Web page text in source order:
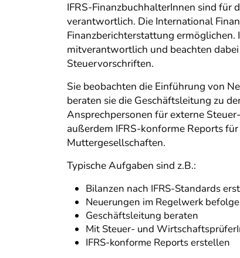
IFRS-FinanzbuchhalterInnen sind für
verantwortlich. Die International
Finanzberichterstattung
mitverantwortlich und beachten
Steuervorschriften.
Sie beobachten die Einführung von
beraten sie die Geschäftsleitung zu
Ansprechpersonen für externe
außerdem IFRS-konforme Reports
Muttergesellschaften.
Typische Aufgaben sind z.B.:
Bilanzen nach IFRS-Standards
Neuerungen im Regelwerk
Geschäftsleitung beraten
Mit Steuer- und
IFRS-konforme Reports erstellen